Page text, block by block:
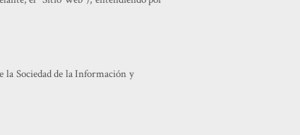
la Sociedad de la Información y